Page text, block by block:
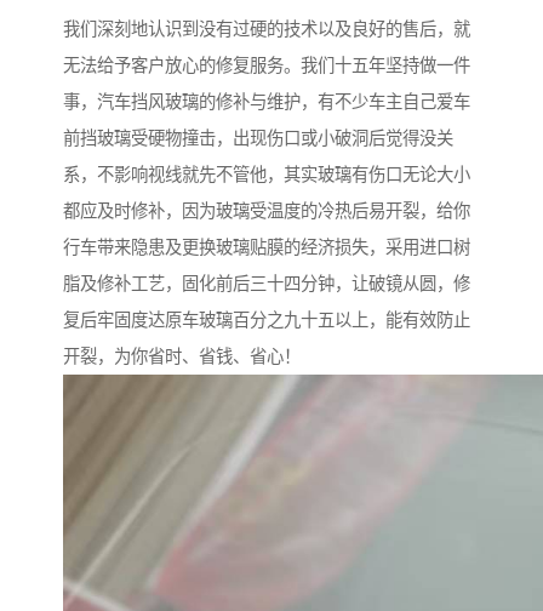
我们深刻地认识到没有过硬的技术以及良好的售后，就
无法给予客户放心的修复服务。我们十五年坚持做一件
事，汽车挡风玻璃的修补与维护，有不少车主自己爱车
前挡玻璃受硬物撞击，出现伤口或小破洞后觉得没关
系，不影响视线就先不管他，其实玻璃有伤口无论大小
都应及时修补，因为玻璃受温度的冷热后易开裂，给你
行车带来隐患及更换玻璃贴膜的经济损失，采用进口树
脂及修补工艺，固化前后三十四分钟，让破镜从圆，修
复后牢固度达原车玻璃百分之九十五以上，能有效防止
开裂，为你省时、省钱、省心！